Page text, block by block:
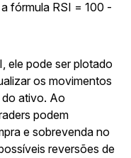
fórmula RSI = 100 -
ele pode ser plotado
os movimentos
ativo. Ao
podem
e sobrevenda no
reversões de